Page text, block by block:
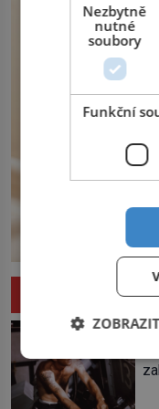
ZAJÍMAVOSTI
Nezbytně
nutné
soubory
Funkční